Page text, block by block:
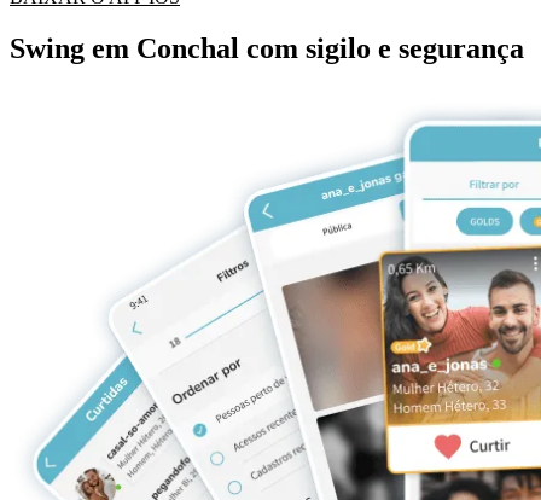
Swing em Conchal com sigilo e segurança